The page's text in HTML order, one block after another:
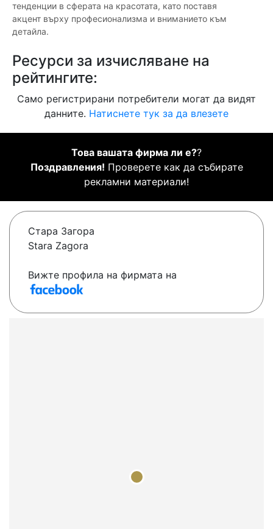
тенденции в сферата на красотата, като поставя
акцент върху професионализма и вниманието към
детайла.
Ресурси за изчисляване на
рейтингите:
Само регистрирани потребители могат да видят
данните. Натиснете тук за да влезете
Това вашата фирма ли е??
Поздравления! Проверете как да събирате
рекламни материали!
Стара Загора
Stara Zagora
Вижте профила на фирмата на